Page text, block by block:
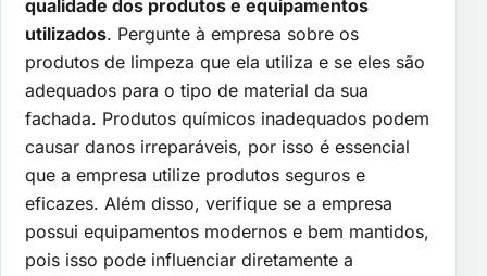
qualidade dos produtos e equipamentos
utilizados. Pergunte à empresa sobre os
produtos de limpeza que ela utiliza e se eles são
adequados para o tipo de material da sua
fachada. Produtos químicos inadequados podem
causar danos irreparáveis, por isso é essencial
que a empresa utilize produtos seguros e
eficazes. Além disso, verifique se a empresa
possui equipamentos modernos e bem mantidos,
pois isso pode influenciar diretamente a